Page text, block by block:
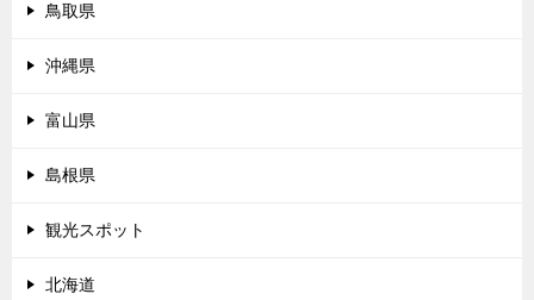
鳥取県
沖縄県
富山県
島根県
観光スポット
北海道